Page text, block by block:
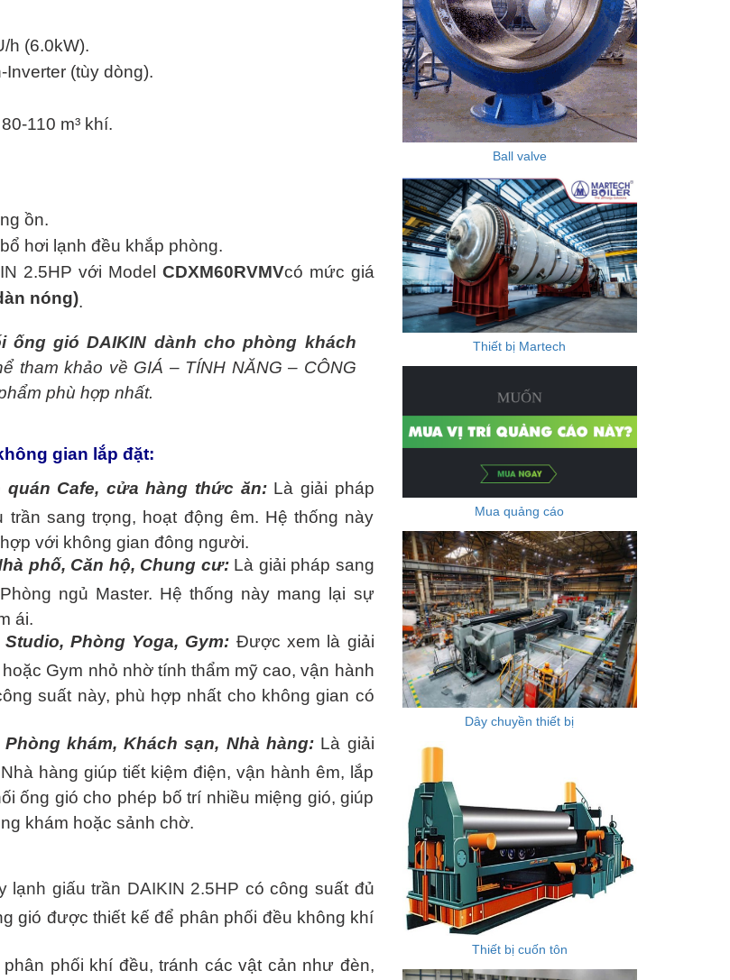
h (6.0kW).
(tùy dòng).
110 m³ khí.
ồn.
hơi lạnh đều khắp phòng.
2.5HP với Model CDXM60RVMVcó mức giá
nóng)
ống gió DAIKIN dành cho phòng khách
tham khảo về GIÁ – TÍNH NĂNG – CÔNG
phù hợp nhất.
gian lắp đặt:
quán Cafe, cửa hàng thức ăn:Là giải pháp
sang trọng, hoạt động êm. Hệ thống này
với không gian đông người.
phố, Căn hộ, Chung cư:Là giải pháp sang
ngủ Master. Hệ thống này mang lại sự
ái.
Phòng Yoga, Gym: Được xem là giải
Gym nhỏ nhờ tính thẩm mỹ cao, vận hành
suất này, phù hợp nhất cho không gian có
khám, Khách sạn, Nhà hàng:Là giải
hàng giúp tiết kiệm điện, vận hành êm, lắp
ống gió cho phép bố trí nhiều miệng gió, giúp
khám hoặc sảnh chờ.
lạnh giấu trần DAIKIN 2.5HP có công suất đủ
gió được thiết kế để phân phối đều không khí
phối khí đều, tránh các vật cản như đèn,
Ball valve
Thiết bị Martech
Mua quảng cáo
Dây chuyền thiết bị
Thiết bị cuốn tôn